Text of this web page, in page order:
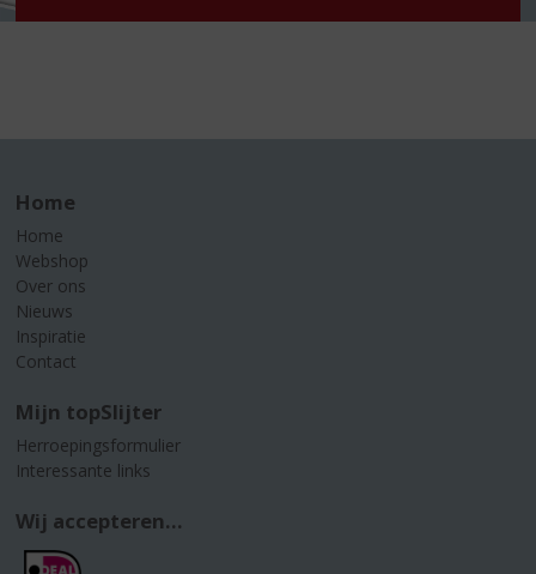
Home
Home
Webshop
Over ons
Nieuws
Inspiratie
Contact
Mijn topSlijter
Herroepingsformulier
Interessante links
Wij accepteren...